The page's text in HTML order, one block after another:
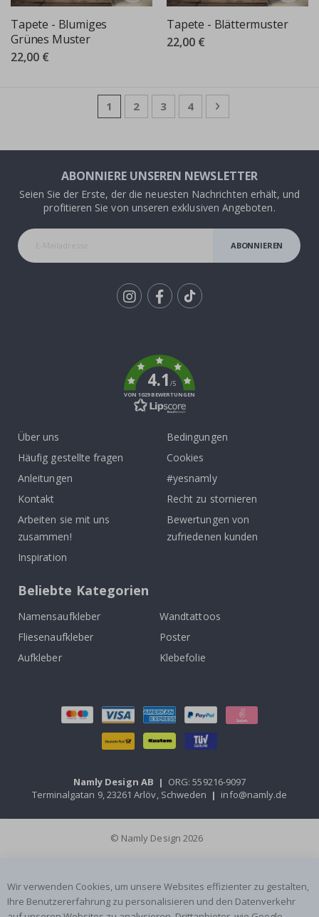
Tapete - Blumiges
Grünes Muster
22,00 €
Tapete - Blättermuster
22,00 €
Seite
Sie lesen gerade die Seite
1 Seite
2 Seite
3 Seite
4 Seite
Weiter
ABONNIERE UNSEREN NEWSLETTER
Seien Sie der Erste, der die neuesten Nachrichten erhält, und
profitieren Sie von unseren exklusiven Angeboten.
ABONNIEREN
4.1/5
VON 1029 BEWERTUNGEN
Über uns
Häufig gestellte fragen
Anleitungen
Kontakt
Arbeiten sie mit uns
zusammen!
Inspiration
Bedingungen
Cookies
#yesnamly
Recht zu stornieren
Bewertungen von
zufriedenen kunden
Beliebte Kategorien
Namensaufkleber
Wandtattoos
Fliesenaufkleber
Poster
Aufkleber
Klebefolie
Namly Design AB | ORG: 559216-9097
Terminalgatan 9, 23261 Arlöv, Schweden | info@namly.de
© Namly Design 2026
Wir verwenden Cookies, um unsere Websites effizienter zu gestalten,
Ihre Benutzererfahrung zu personalisieren und den Datenverkehr